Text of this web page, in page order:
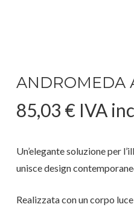
ANDROMEDA
85,03 € IVA
Un’elegante soluzione per
unisce design
Realizzata con un corpo